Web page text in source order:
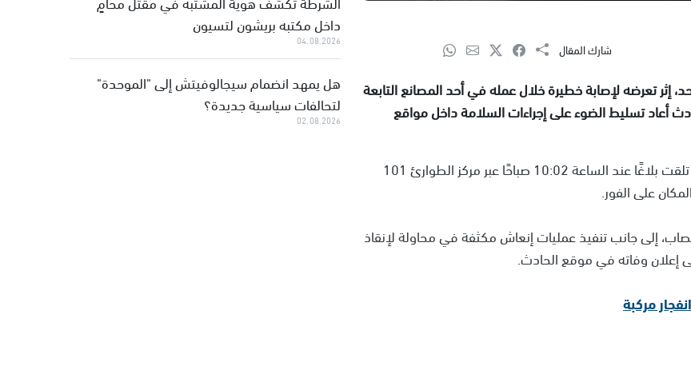
شارك المقال
صباح اليوم الأحد، إثر تعرضه لإصابة خطيرة خلال عمله في أحد المصانع التابعة
أعاد تسليط الضوء على إجراءات السلامة داخل مواقع
التابعة لـ"نجمة داود الحمراء" بأنها تلقت بلاغًا عند الساعة 10:02 صباحًا عبر مركز الطوارئ 101
على الفور.
إلى جانب تنفيذ عمليات إنعاش مكثفة في محاولة لإنقاذ
إعلان وفاته في موقع الحادث.
مركبة
داخل مكتبه بريشون لتسيون
04.08.2026
هل يمهد انضمام سيجالوفيتش إلى "الموحدة"
لتحالفات سياسية جديدة؟
02.08.2026